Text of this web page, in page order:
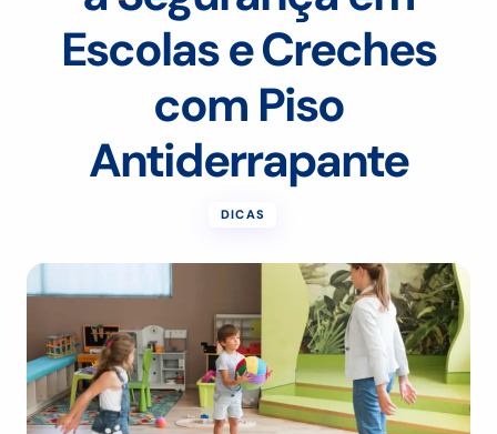
Escolas e Creches
com Piso
Antiderrapante
DICAS